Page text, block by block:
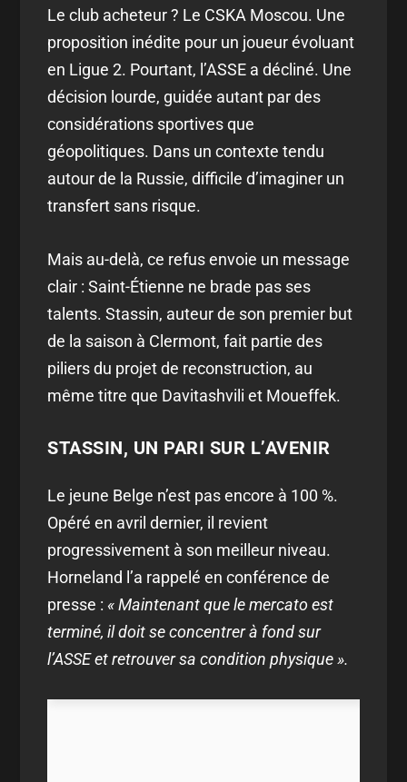
Le club acheteur ? Le CSKA Moscou. Une
proposition inédite pour un joueur évoluant
en Ligue 2. Pourtant, l’ASSE a décliné. Une
décision lourde, guidée autant par des
considérations sportives que
géopolitiques. Dans un contexte tendu
autour de la Russie, difficile d’imaginer un
transfert sans risque.
Mais au-delà, ce refus envoie un message
clair : Saint-Étienne ne brade pas ses
talents. Stassin, auteur de son premier but
de la saison à Clermont, fait partie des
piliers du projet de reconstruction, au
même titre que Davitashvili et Moueffek.
STASSIN, UN PARI SUR L’AVENIR
Le jeune Belge n’est pas encore à 100 %.
Opéré en avril dernier, il revient
progressivement à son meilleur niveau.
Horneland l’a rappelé en conférence de
presse :« Maintenant que le mercato est
terminé, il doit se concentrer à fond sur
l’ASSE et retrouver sa condition physique ».